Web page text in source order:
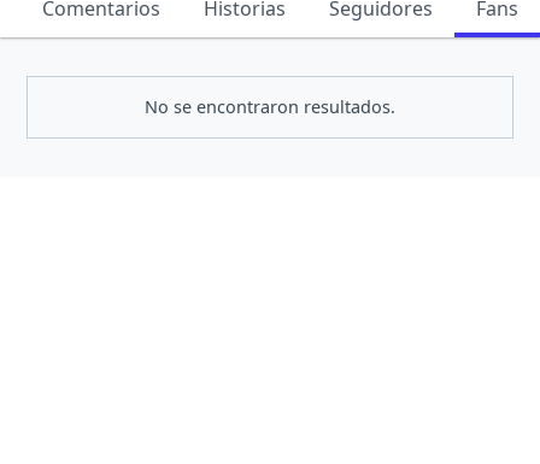
Comentarios Historias Seguidores Fans
No se encontraron resultados.